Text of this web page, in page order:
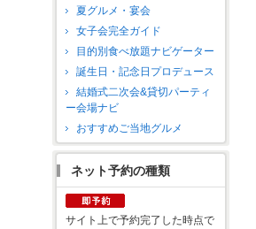
夏グルメ・宴会
女子会完全ガイド
目的別食べ放題ナビゲーター
誕生日・記念日プロデュース
結婚式二次会&貸切パーティ
ー会場ナビ
おすすめご当地グルメ
ネット予約の種類
サイト上で予約完了した時点で